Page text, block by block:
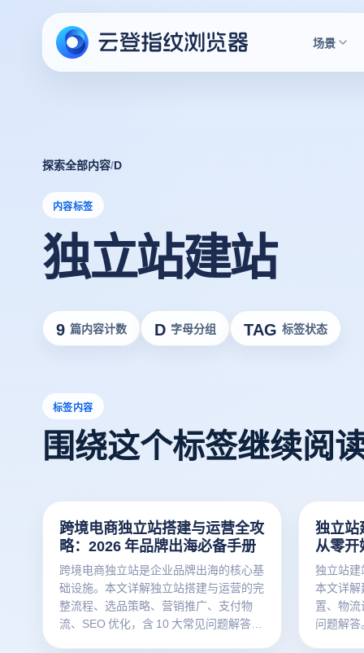
场景
探索全部内容/D
内容标签
独立站建站
9 篇内容计数 D 字母分组 TAG 标签状态
标签内容
围绕这个标签继续阅
跨境电商独立站搭建与运营全攻
略：2026 年品牌出海必备手册
跨境电商独立站是企业品牌出海的核心基
础设施。本文详解独立站搭建与运营的完
整流程、选品策略、营销推广、支付物
流、SEO 优化，含 10 大常见问题解答。
独立站
从零
独立站
本文详
置、物
问题解